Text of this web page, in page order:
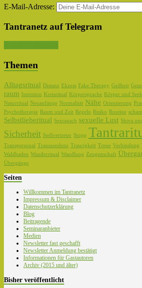
E-Mail-Adresse:
Tantranetz auf Telegram
Themen
Alltagsritual Distanz Ekzess Fake Therapy Geilheit
raum
Intention Kreisritual Körpersprache Körper und
Naturritual Neuanfänge Normalität Nähe Orientierung
Psychotherapie Raum und Zeit Regeln Risiko Routine
Selbstlieberitual Sexrausch sexuelle Lust Shiva
Sicherheit Stellvertreter Stopp
Transpersonal Transzendenz Traurigkeit Treue Verbindung
Waldbaden Wanderritual Wandlung Zeugenschaft
Übergänge
Seiten
Willkommen im Tantranetz
Impressum & Disclaimer
Datenschutzerklärung
Blog
Beitragende
Seminaranbieter
Medien
Newsletter fast geschafft
Newsletter Anmeldung bestätigt
Informationen für Gastautoren
Archiv (2015 und älter)
Bisher veröffentlicht